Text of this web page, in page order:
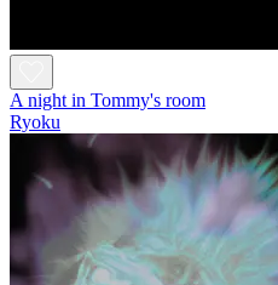
A night in Tommy's room
Ryoku